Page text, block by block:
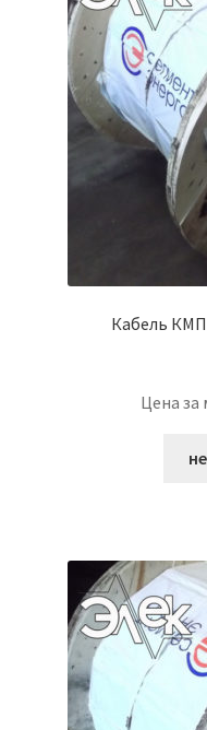
Кабель
Цена за